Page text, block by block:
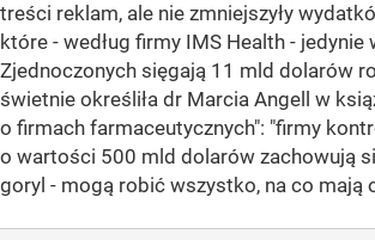
treści reklam, ale nie zmniejszyły
które - według firmy IMS Health - jedynie
Zjednoczonych sięgają 11 mld dolarów
świetnie określiła dr Marcia Angell w
o firmach farmaceutycznych": "firmy
o wartości 500 mld dolarów zachowują
goryl - mogą robić wszystko, na co mają